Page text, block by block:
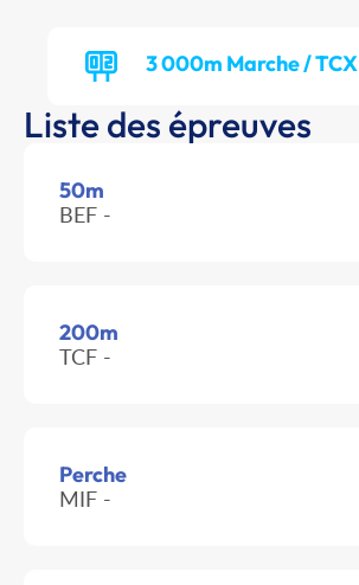
3 000m Marche / TCX
Liste des épreuves
50m
BEF -
200m
TCF -
Perche
MIF -